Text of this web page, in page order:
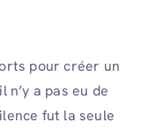
pour créer un
a pas eu de
fut la seule